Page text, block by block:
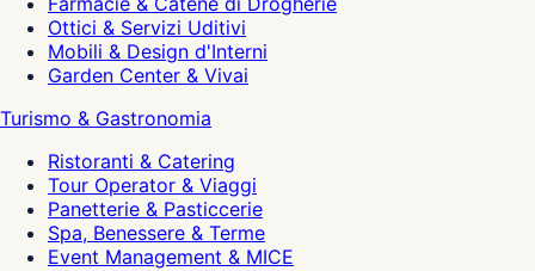
Ottici & Servizi Uditivi
Mobili & Design d'Interni
Garden Center & Vivai
Turismo & Gastronomia
Ristoranti & Catering
Tour Operator & Viaggi
Panetterie & Pasticcerie
Spa, Benessere & Terme
Event Management & MICE